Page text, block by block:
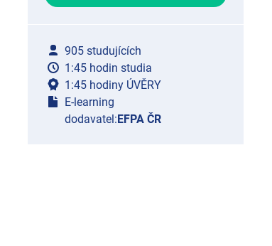
905 studujících
1:45 hodin studia
1:45 hodiny ÚVĚRY
E-learning
dodavatel:EFPA ČR